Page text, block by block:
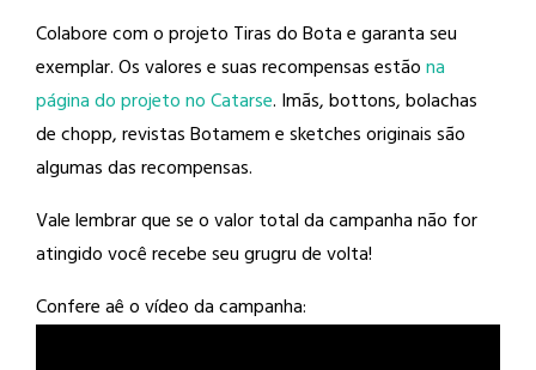
Colabore com o projeto Tiras do Bota e garanta seu
exemplar. Os valores e suas recompensas estãona
página do projeto no Catarse. Imãs, bottons, bolachas
de chopp, revistas Botamem e sketches originais são
algumas das recompensas.
Vale lembrar que se o valor total da campanha não for
atingido você recebe seu grugru de volta!
Confere aê o vídeo da campanha: